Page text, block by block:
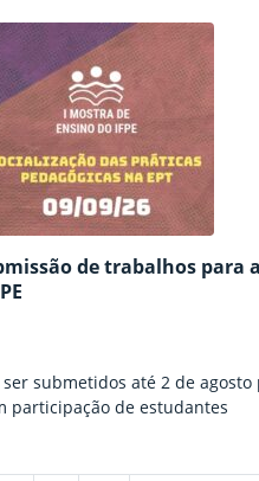
de trabalhos para
submetidos até 2 de agosto
participação de estudantes